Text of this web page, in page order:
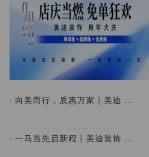
· 向美而行，质惠万家｜美迪 ...
· 一马当先启新程丨美迪装饰 ...